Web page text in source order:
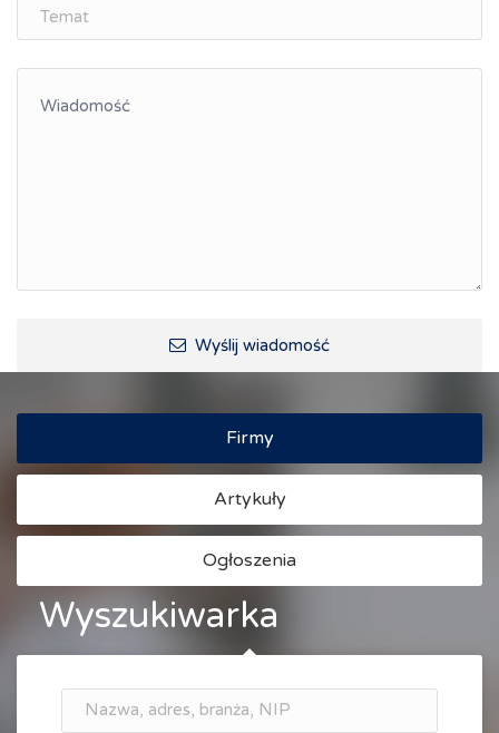
Wyślij wiadomość
Firmy
Artykuły
Ogłoszenia
Wyszukiwarka